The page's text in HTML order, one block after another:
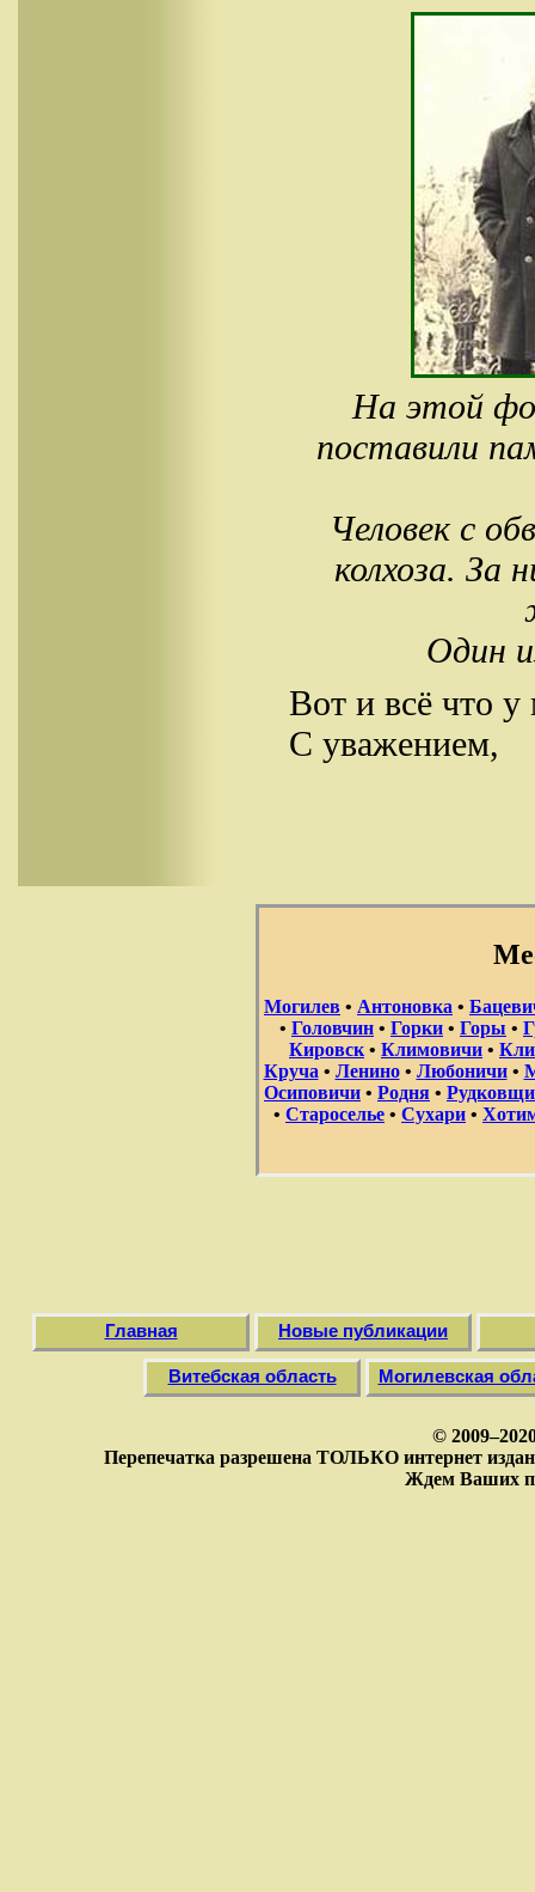
На этой
поставили
Человек с
колхоза. За
Один
Вот и всё что
С уважением,
Могилев • Антоновка •
• Головчин • Горки • Горы •
Кировск • Климовичи •
Круча • Ленино• Любоничи•
Осиповичи • Родня •
• Староселье • Сухари •
Главная Новые публикации
Витебская область Могилевская
©
Перепечатка разрешена ТОЛЬКО интернет
Ждем Ваших